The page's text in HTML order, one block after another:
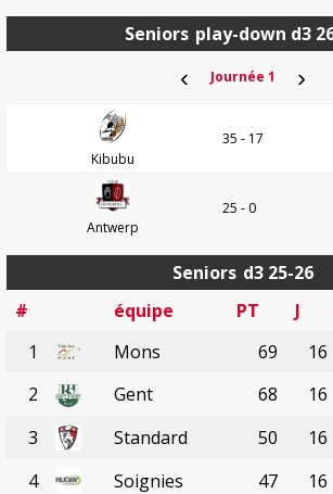
Seniors play-down d3
‹ Journée 1 ›
Kibubu
35 - 17
Antwerp
25 - 0
Seniors d3 25-26
#
équipe PT J
1
Mons 69 16
2
Gent 68 16
3
Standard 50 16
4
Soignies 47 16